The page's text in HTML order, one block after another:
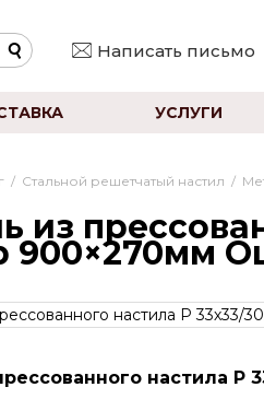
Написать письмо
УСЛУГИ
/ Стальной решетчатый настил /
из
900×270мм
настила P